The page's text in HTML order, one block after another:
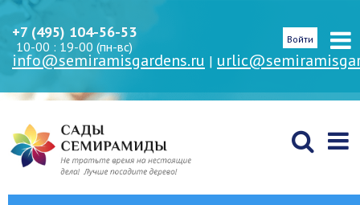
+7 (495) 104-56-53
10-00 : 19-00 (пн-вс)
info@semiramisgardens.ru |
Войти